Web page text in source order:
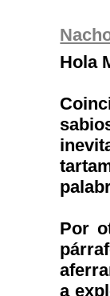
Hola
Por
a